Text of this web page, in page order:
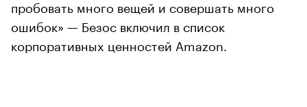
пробовать много вещей и совершать много
ошибок» — Безос включил в список
корпоративных ценностей Amazon.